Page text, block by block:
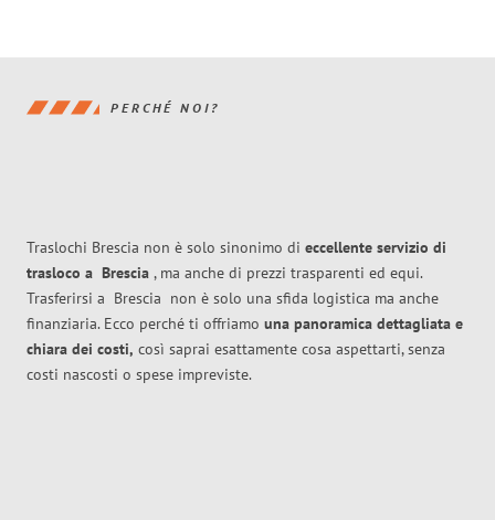
PERCHÉ NOI?
Traslochi Brescia non è solo sinonimo di eccellente servizio di
trasloco a Brescia , ma anche di prezzi trasparenti ed equi.
Trasferirsi a Brescia non è solo una sfida logistica ma anche
finanziaria. Ecco perché ti offriamo una panoramica dettagliata e
chiara dei costi, così saprai esattamente cosa aspettarti, senza
costi nascosti o spese impreviste.